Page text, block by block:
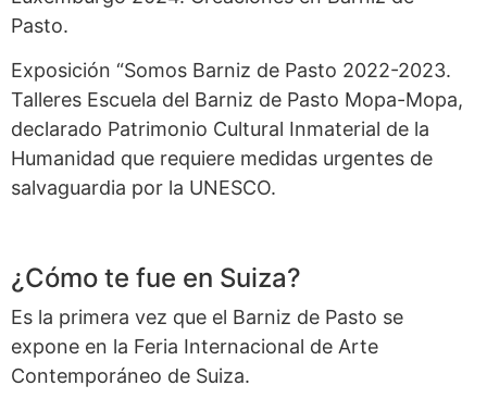
Pasto.
Exposición “Somos Barniz de Pasto 2022-2023.
Talleres Escuela del Barniz de Pasto Mopa-Mopa,
declarado Patrimonio Cultural Inmaterial de la
Humanidad que requiere medidas urgentes de
salvaguardia por la UNESCO.
¿Cómo te fue en Suiza?
Es la primera vez que el Barniz de Pasto se
expone en la Feria Internacional de Arte
Contemporáneo de Suiza.